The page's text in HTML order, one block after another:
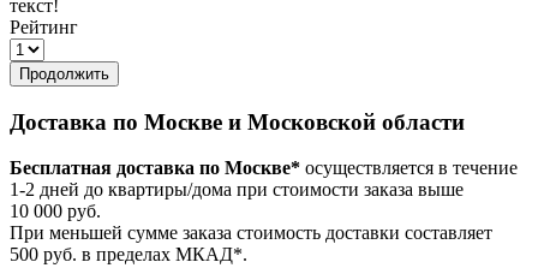
текст!
Рейтинг
Продолжить
Доставка по Москве и Московской области
Бесплатная доставка по Москве* осуществляется в течение
1-2 дней до квартиры/дома при стоимости заказа выше
10 000 руб.
При меньшей сумме заказа стоимость доставки составляет
500 руб. в пределах МКАД*.